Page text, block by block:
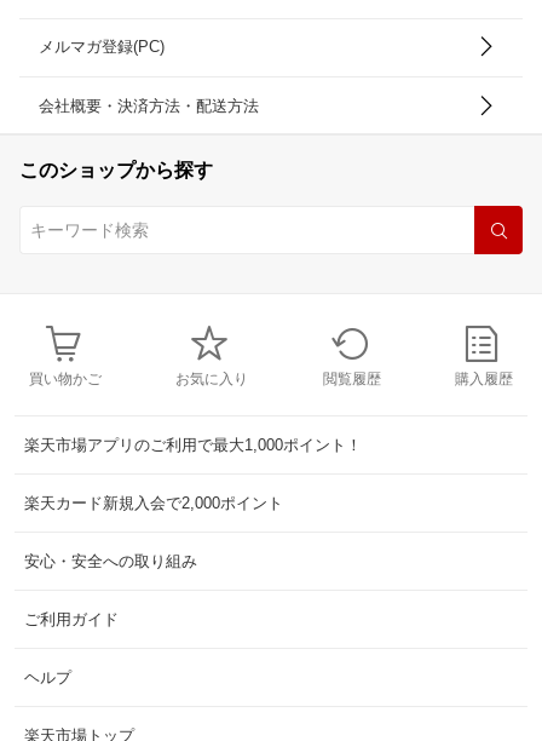
メルマガ登録(PC)
会社概要・決済方法・配送方法
このショップから探す
買い物かご お気に入り 閲覧履歴 購入履歴
楽天市場アプリのご利用で最大1,000ポイント！
楽天カード新規入会で2,000ポイント
安心・安全への取り組み
ご利用ガイド
ヘルプ
楽天市場トップ